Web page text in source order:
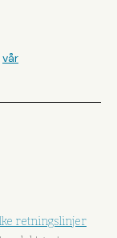
vår
retningslinjer